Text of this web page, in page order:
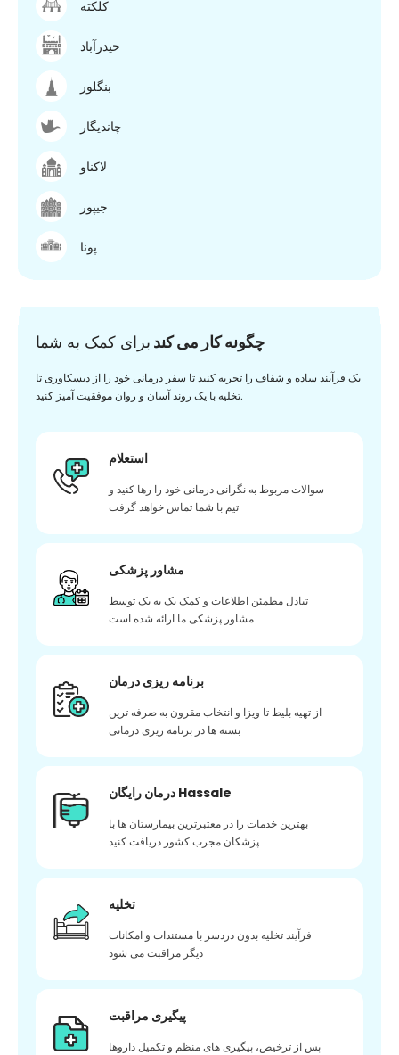
کلکته
حیدرآباد
بنگلور
چاندیگار
لاکناو
جیپور
پونا
چگونه کار می کند برای کمک به شما
یک فرآیند ساده و شفاف را تجربه کنید تا سفر درمانی خود را از دیسکاوری تا
تخلیه با یک روند آسان و روان موفقیت آمیز کنید.
استعلام
سوالات مربوط به نگرانی درمانی خود را رها کنید و
تیم با شما تماس خواهد گرفت
مشاور پزشکی
تبادل مطمئن اطلاعات و کمک یک به یک توسط
مشاور پزشکی ما ارائه شده است
برنامه ریزی درمان
از تهیه بلیط تا ویزا و انتخاب مقرون به صرفه ترین
بسته ها در برنامه ریزی درمانی
درمان رایگان Hassale
بهترین خدمات را در معتبرترین بیمارستان ها با
پزشکان مجرب کشور دریافت کنید
تخلیه
فرآیند تخلیه بدون دردسر با مستندات و امکانات
دیگر مراقبت می شود
پیگیری مراقبت
پس از ترخیص، پیگیری های منظم و تکمیل داروها